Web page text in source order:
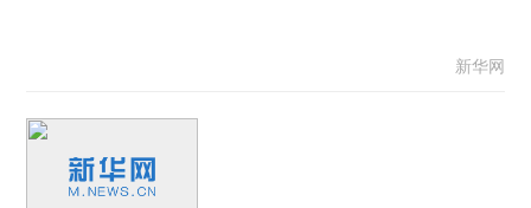
新华网